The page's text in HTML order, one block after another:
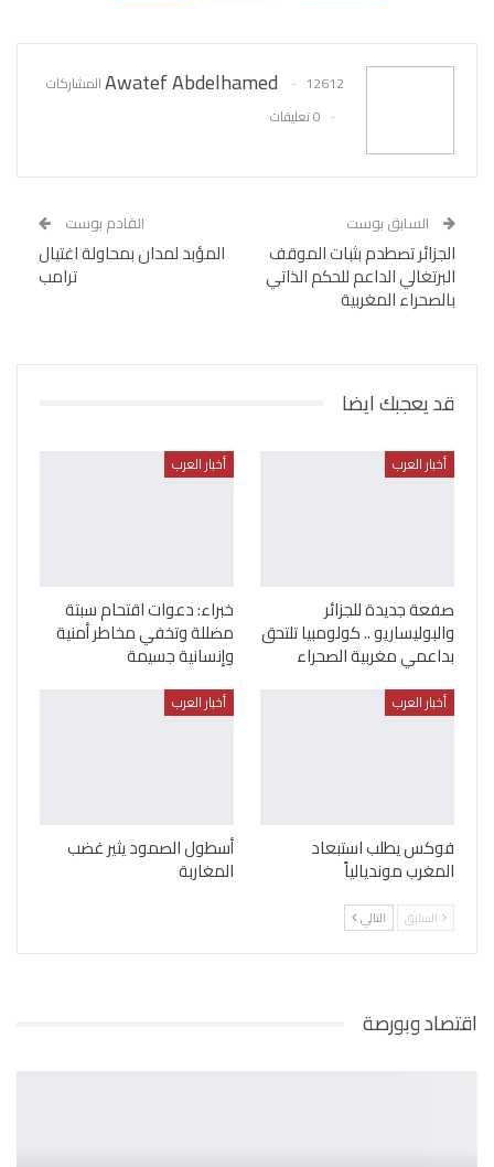
Awatef Abdelhamed
12612 المشاركات
0 تعليقات
السابق بوست
الجزائر تصطدم بثبات الموقف
البرتغالي الداعم للحكم الذاتي
بالصحراء المغربية
القادم بوست
المؤبد لمدان بمحاولة اغتيال
ترامب
قد يعجبك ايضا
أخبار العرب
صفعة جديدة للجزائر
والبوليساريو .. كولومبيا تلتحق
بداعمي مغربية الصحراء
أخبار العرب
خبراء: دعوات اقتحام سبتة
مضللة وتخفي مخاطر أمنية
وإنسانية جسيمة
أخبار العرب
فوكس يطلب استبعاد
المغرب مونديالياً
أخبار العرب
أسطول الصمود يثير غضب
المغاربة
السابق التالي
اقتصاد وبورصة